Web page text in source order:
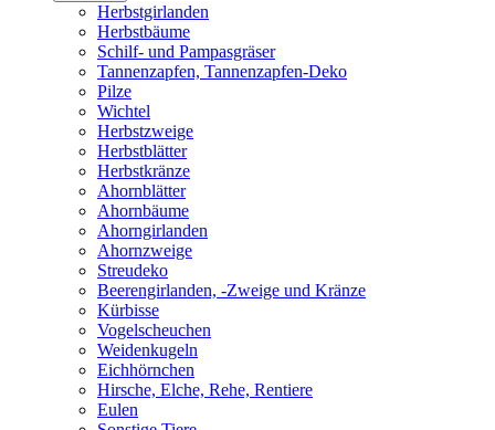
Herbstgirlanden
Herbstbäume
Schilf- und Pampasgräser
Tannenzapfen, Tannenzapfen-Deko
Pilze
Wichtel
Herbstzweige
Herbstblätter
Herbstkränze
Ahornblätter
Ahornbäume
Ahorngirlanden
Ahornzweige
Streudeko
Beerengirlanden, -Zweige und Kränze
Kürbisse
Vogelscheuchen
Weidenkugeln
Eichhörnchen
Hirsche, Elche, Rehe, Rentiere
Eulen